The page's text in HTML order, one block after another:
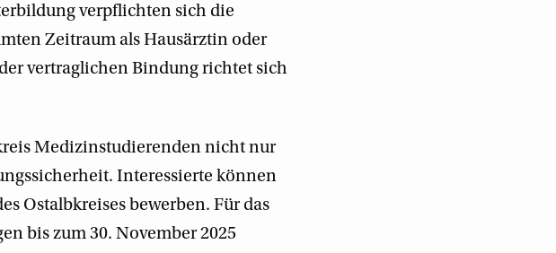
verpflichten sich die
Zeitraum als Hausärztin oder
vertraglichen Bindung richtet sich
Medizinstudierenden nicht nur
Interessierte können
Ostalbkreises bewerben. Für das
bis zum 30. November 2025